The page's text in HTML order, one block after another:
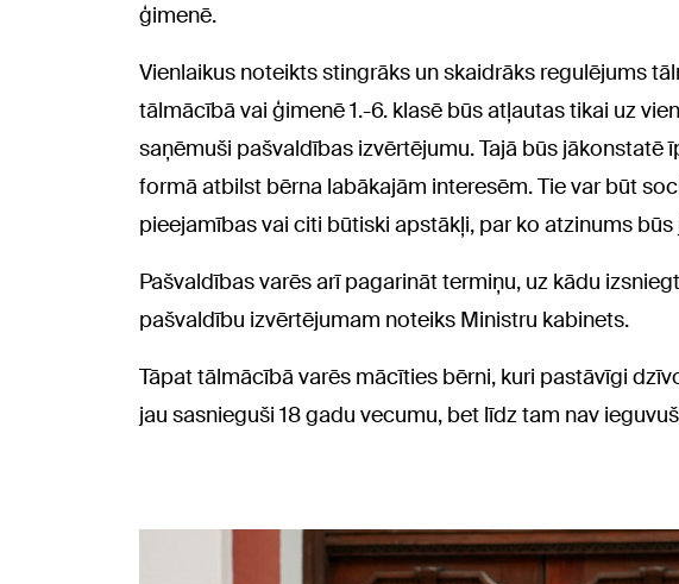
ģimenē.
Vienlaikus noteikts stingrāks un skaidrāks regulējums
tālmācībā vai ģimenē 1.-6. klasē būs atļautas tikai uz
saņēmuši pašvaldības izvērtējumu. Tajā būs jākonstatē
formā atbilst bērna labākajām interesēm. Tie var būt
pieejamības vai citi būtiski apstākļi, par ko atzinums
Pašvaldības varēs arī pagarināt termiņu, uz kādu
pašvaldību izvērtējumam noteiks Ministru kabinets.
Tāpat tālmācībā varēs mācīties bērni, kuri pastāvīgi
jau sasnieguši 18 gadu vecumu, bet līdz tam nav